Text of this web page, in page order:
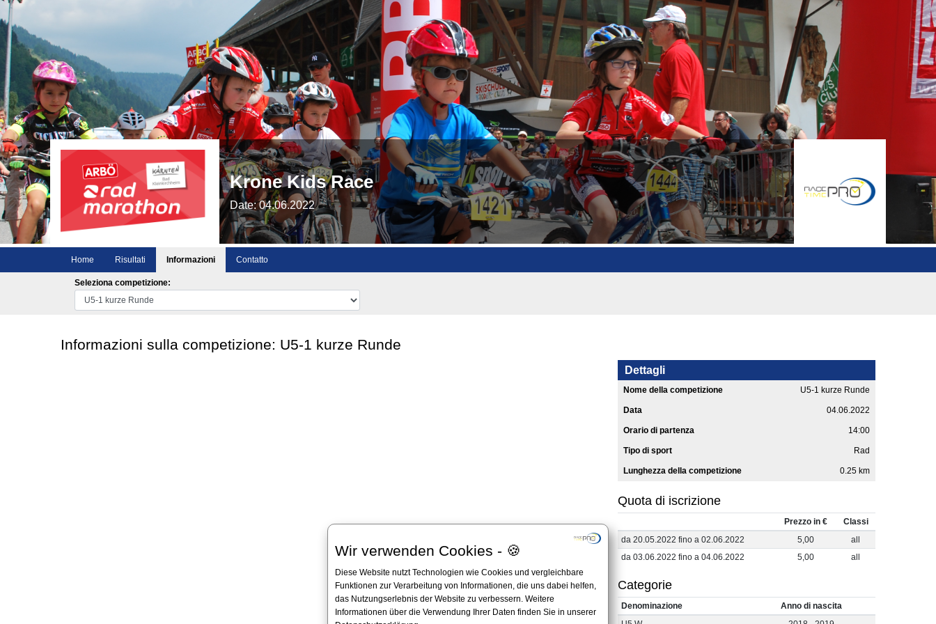
Wir verwenden Cookies - 🍪
Diese Website nutzt Technologien wie Cookies und vergleichbare
Funktionen zur Verarbeitung von Informationen, die uns dabei helfen,
das Nutzungserlebnis der Website zu verbessern. Weitere
Informationen über die Verwendung Ihrer Daten finden Sie in unserer
Krone Kids Race
Date: 04.06.2022
Home Risultati Informazioni Contatto
Seleziona competizione:
Informazioni sulla competizione: U5-1 kurze Runde
Dettagli
Nome della competizione U5-1 kurze Runde
Data 04.06.2022
Orario di partenza 14:00
Tipo di sport Rad
Lunghezza della competizione 0.25 km
Quota di iscrizione
Prezzo in €
Classi
da 20.05.2022 fino a 02.06.2022
5,00
all
da 03.06.2022 fino a 04.06.2022
5,00 all
Categorie
Denominazione
Anno di nascita